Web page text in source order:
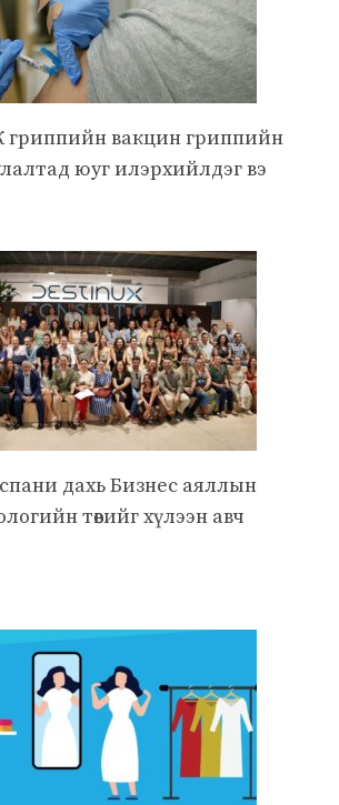
вакцин гриппийн
юуг илэрхийлдэг вэ
дахь Бизнес аяллын
төвийг хүлээн авч